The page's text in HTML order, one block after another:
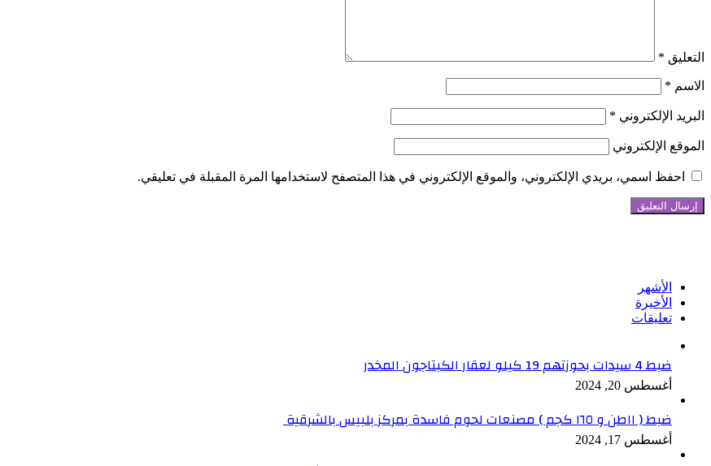
التعليق *
الاسم *
البريد الإلكتروني *
الموقع الإلكتروني
احفظ اسمي، بريدي الإلكتروني، والموقع الإلكتروني في هذا المتصفح لاستخدامها المرة المقبلة في تعليقي.
الأشهر
الأخيرة
تعليقات
ضبط 4 سيدات بحوزتهم 19 كيلو لعقار الكبتاجون المخدر
أغسطس 20, 2024
ضبط ( ١١طن و ١٦٥ كجم ) مصنعات لحوم فاسدة بمركز بلبيس بالشرقية
أغسطس 17, 2024